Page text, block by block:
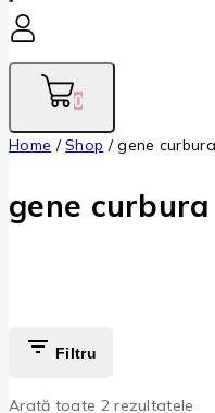
0
Home / Shop / gene
gene curbura
Filtru
Arată toate 2rezultatele